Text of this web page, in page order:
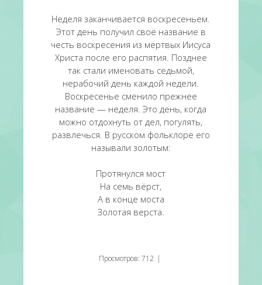
Неделя заканчивается воскресеньем.
Этот день получил своё название в
честь воскресения из мёртвых Иисуса
Христа после его распятия. Позднее
так стали именовать седьмой,
нерабочий день каждой недели.
Воскресенье сменило прежнее
название — неделя. Это день, когда
можно отдохнуть от дел, погулять,
развлечься. В русском фольклоре его
называли золотым:
Протянулся мост
На семь вёрст,
А в конце моста
Золотая верста.
Просмотров: 712 |